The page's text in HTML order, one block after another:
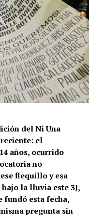
del Ni Una
el
años, ocurrido
no
flequillo y esa
la lluvia este 3J,
fundó esta fecha,
pregunta sin